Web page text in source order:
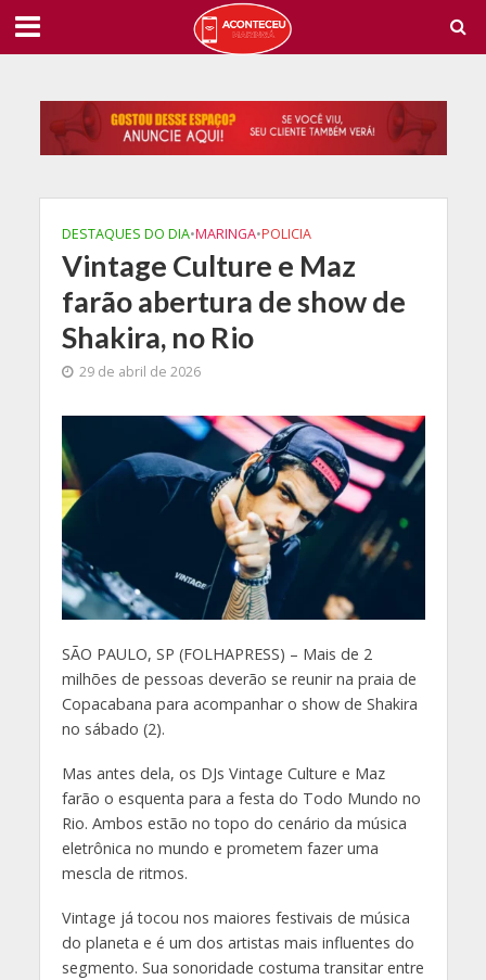
DESTAQUES DO DIA•MARINGA•POLICIA
Vintage Culture e Maz
farão abertura de show de
Shakira, no Rio
29 de abril de 2026
SÃO PAULO, SP (FOLHAPRESS) – Mais de 2
milhões de pessoas deverão se reunir na praia de
Copacabana para acompanhar o show de Shakira
no sábado (2).
Mas antes dela, os DJs Vintage Culture e Maz
farão o esquenta para a festa do Todo Mundo no
Rio. Ambos estão no topo do cenário da música
eletrônica no mundo e prometem fazer uma
mescla de ritmos.
Vintage já tocou nos maiores festivais de música
do planeta e é um dos artistas mais influentes do
segmento. Sua sonoridade costuma transitar entre